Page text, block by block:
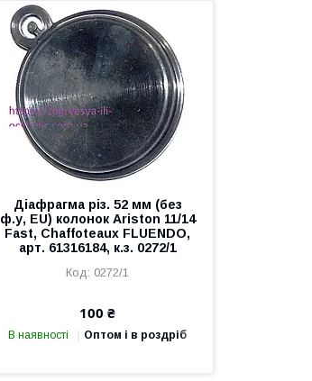
Діафрагма різ. 52 мм (без
ф.у, EU) колонок Ariston 11/14
Fast, Chaffoteaux FLUENDO,
арт. 61316184, к.з. 0272/1
0272/1
100 ₴
В наявності Оптом і в роздріб